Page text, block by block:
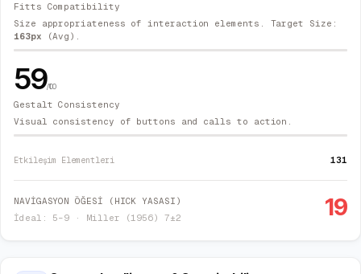
Fitts Compatibility
Size appropriateness of interaction elements. Target Size:
163px (Avg).
59/100
Gestalt Consistency
Visual consistency of buttons and calls to action.
Etkileşim Elementleri 131
NAVİGASYON ÖĞESİ (HICK YASASI)
İdeal: 5–9 · Miller (1956) 7±2
19